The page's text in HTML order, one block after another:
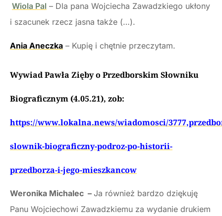
Wiola Pal – Dla pana Wojciecha Zawadzkiego ukłony
i szacunek rzecz jasna także (…).
Ania Aneczka – Kupię i chętnie przeczytam.
Wywiad Pawła Zięby o Przedborskim Słowniku
Biograficznym (4.05.21), zob:
https://www.lokalna.news/wiadomosci/
slownik-biograficzny-podroz-po-historii-
przedborza-i-jego-mieszkancow
Weronika Michalec – Ja również bardzo dziękuję
Panu Wojciechowi Zawadzkiemu za wydanie drukiem